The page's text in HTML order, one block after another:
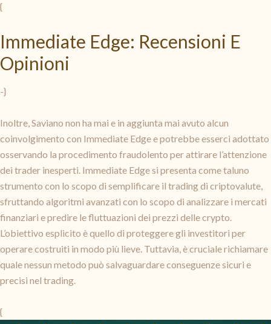
{
Immediate Edge: Recensioni E
Opinioni
-}
Inoltre, Saviano non ha mai e in aggiunta mai avuto alcun
coinvolgimento con Immediate Edge e potrebbe esserci adottato
osservando la procedimento fraudolento per attirare l’attenzione
dei trader inesperti. Immediate Edge si presenta come taluno
strumento con lo scopo di semplificare il trading di criptovalute,
sfruttando algoritmi avanzati con lo scopo di analizzare i mercati
finanziari e predire le fluttuazioni dei prezzi delle crypto.
L’obiettivo esplicito è quello di proteggere gli investitori per
operare costruiti in modo più lieve. Tuttavia, è cruciale richiamare
quale nessun metodo può salvaguardare conseguenze sicuri e
precisi nel trading.
{